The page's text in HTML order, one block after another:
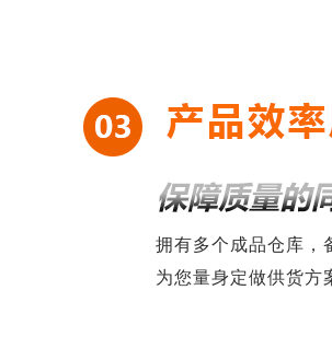
拥有多个成品仓库，
为您量身定做供货方